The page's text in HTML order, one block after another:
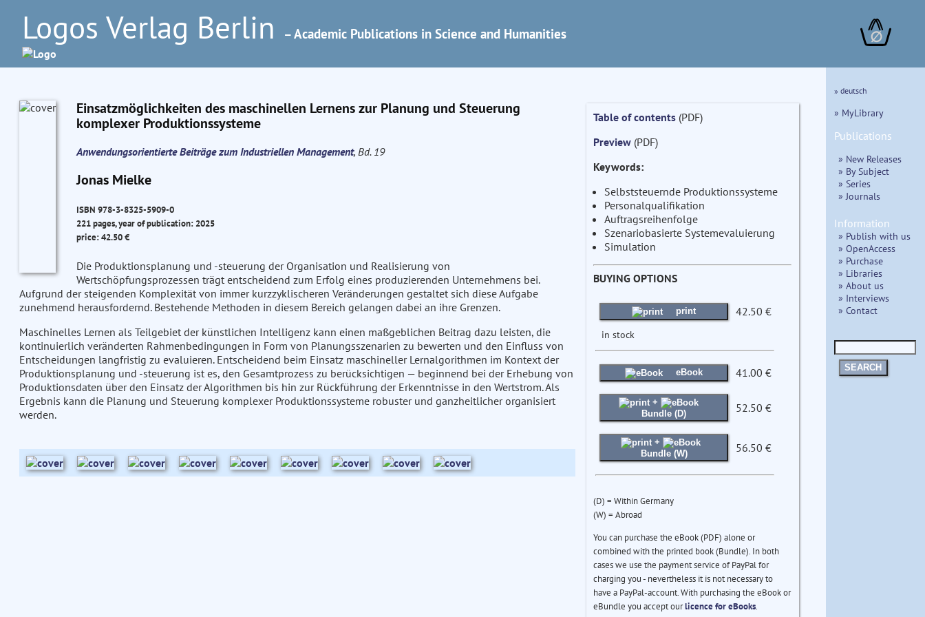
Logos Verlag Berlin – Academic Publications in Science and Humanities ∅
Einsatzmöglichkeiten des maschinellen Lernens zur Planung und Steuerung
komplexer Produktionssysteme
Anwendungsorientierte Beiträge zum Industriellen Management, Bd. 19
Jonas Mielke
ISBN 978-3-8325-5909-0
221 pages, year of publication: 2025
price: 42.50 €
Die Produktionsplanung und -steuerung der Organisation und Realisierung von
Wertschöpfungsprozessen trägt entscheidend zum Erfolg eines produzierenden Unternehmens bei.
Aufgrund der steigenden Komplexität von immer kurzzyklischeren Veränderungen gestaltet sich diese Aufgabe
zunehmend herausfordernd. Bestehende Methoden in diesem Bereich gelangen dabei an ihre Grenzen.
Maschinelles Lernen als Teilgebiet der künstlichen Intelligenz kann einen maßgeblichen Beitrag dazu leisten, die
kontinuierlich veränderten Rahmenbedingungen in Form von Planungsszenarien zu bewerten und den Einfluss von
Entscheidungen langfristig zu evaluieren. Entscheidend beim Einsatz maschineller Lernalgorithmen im Kontext der
Produktionsplanung und -steuerung ist es, den Gesamtprozess zu berücksichtigen — beginnend bei der Erhebung von
Produktionsdaten über den Einsatz der Algorithmen bis hin zur Rückführung der Erkenntnisse in den Wertstrom. Als
Ergebnis kann die Planung und Steuerung komplexer Produktionssysteme robuster und ganzheitlicher organisiert
werden.
Table of contents(PDF)
Preview(PDF)
Keywords:
Selbststeuernde Produktionssysteme
Personalqualifikation
Auftragsreihenfolge
Szenariobasierte Systemevaluierung
Simulation
BUYING OPTIONS
print 42.50 €
in stock
eBook 41.00 €
+
Bundle (D)
52.50 €
+
Bundle (W)
56.50 €
(D) = Within Germany
(W) = Abroad
You can purchase the eBook (PDF) alone or
combined with the printed book (Bundle). In both
cases we use the payment service of PayPal for
charging you - nevertheless it is not necessary to
have a PayPal-account. With purchasing the eBook or
eBundle you accept ourlicence for eBooks.
» deutsch
» MyLibrary
Publications
» New Releases
» By Subject
» Series
» Journals
Information
» Publish with us
» OpenAccess
» Purchase
» Libraries
» About us
» Interviews
» Contact
SEARCH